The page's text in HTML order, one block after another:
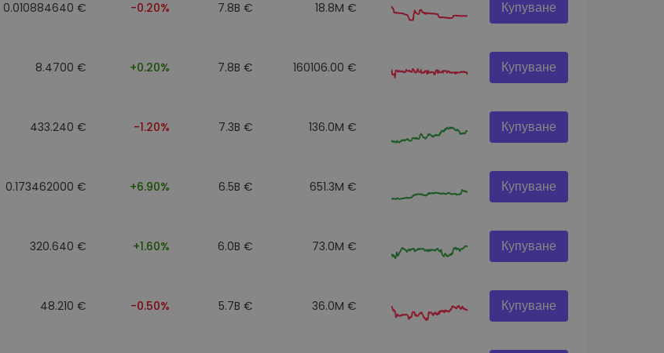
0.010884640 € -0.20% 7.8B € 18.8M € Купуване
8.4700 € +0.20% 7.8B € 160106.00 € Купуване
433.240 € -1.20% 7.3B € 136.0M € Купуване
0.173462000 € +6.90% 6.5B € 651.3M € Купуване
320.640 € +1.60% 6.0B € 73.0M € Купуване
48.210 € -0.50% 5.7B € 36.0M € Купуване